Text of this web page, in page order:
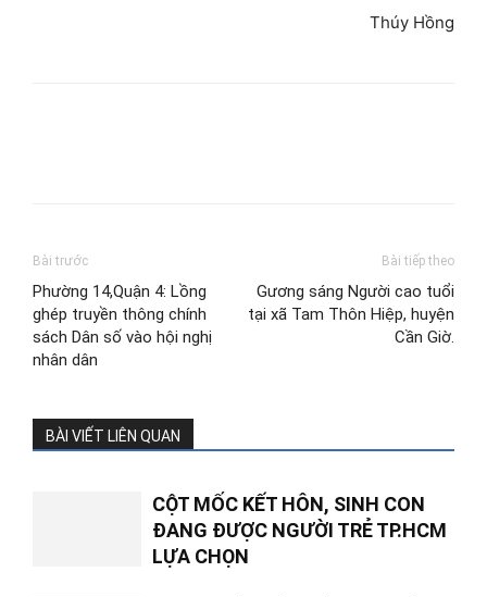
Thúy Hồng
Bài trước
Phường 14,Quận 4: Lồng
ghép truyền thông chính
sách Dân số vào hội nghị
nhân dân
Bài tiếp theo
Gương sáng Người cao tuổi
tại xã Tam Thôn Hiệp, huyện
Cần Giờ.
BÀI VIẾT LIÊN QUAN
CỘT MỐC KẾT HÔN, SINH CON
ĐANG ĐƯỢC NGƯỜI TRẺ TP.HCM
LỰA CHỌN